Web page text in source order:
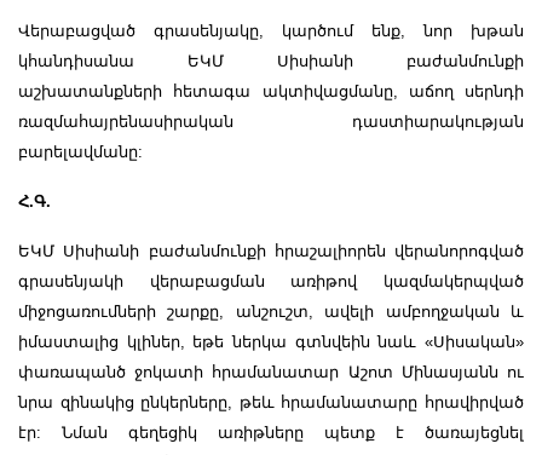
Վերաբացված գրասենյակը, կարծում ենք, նոր խթան
կհանդիսանա ԵԿՄ Սիսիանի բաժանմունքի
աշխատանքների հետագա ակտիվացմանը, աճող սերնդի
ռազմահայրենասիրական դաստիարակության
բարելավմանը:
Հ.Գ.
ԵԿՄ Սիսիանի բաժանմունքի հրաշալիորեն վերանորոգված
գրասենյակի վերաբացման առիթով կազմակերպված
միջոցառումների շարքը, անշուշտ, ավելի ամբողջական և
իմաստալից կլիներ, եթե ներկա գտնվեին նաև «Սիսական»
փառապանծ ջոկատի հրամանատար Աշոտ Մինասյանն ու
նրա զինակից ընկերները, թեև հրամանատարը հրավիրված
էր: Նման գեղեցիկ առիթները պետք է ծառայեցնել